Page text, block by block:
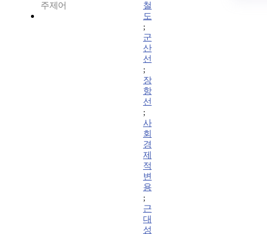
주제어
철
도
;
군
산
선
;
장
항
선
;
사
회
경
제
적
변
용
;
근
대
성